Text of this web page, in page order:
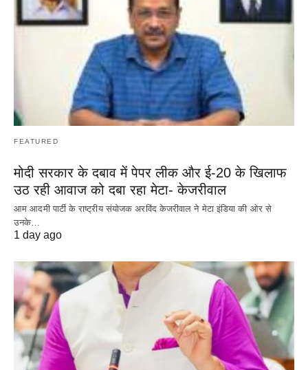
FEATURED
मोदी सरकार के दबाव में पेपर लीक और ई-20 के खिलाफ
उठ रही आवाज को दबा रहा मेटा- केजरीवाल
आम आदमी पार्टी के राष्ट्रीय संयोजक अरविंद केजरीवाल ने मेटा इंडिया की ओर से
उनके…
1 day ago